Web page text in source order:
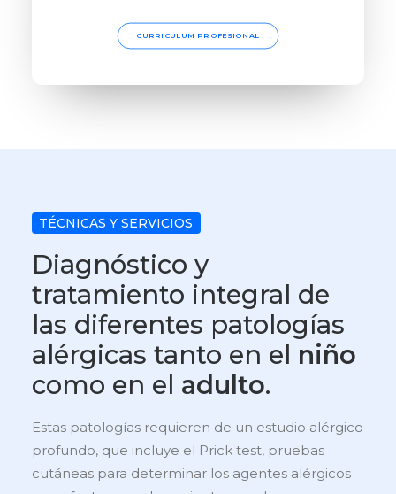
CURRICULUM PROFESIONAL
TÉCNICAS Y SERVICIOS
Diagnóstico y
tratamiento integral de
las diferentes patologías
alérgicas tanto en el niño
como en el adulto.
Estas patologías requieren de un estudio alérgico
profundo, que incluye el Prick test, pruebas
cutáneas para determinar los agentes alérgicos